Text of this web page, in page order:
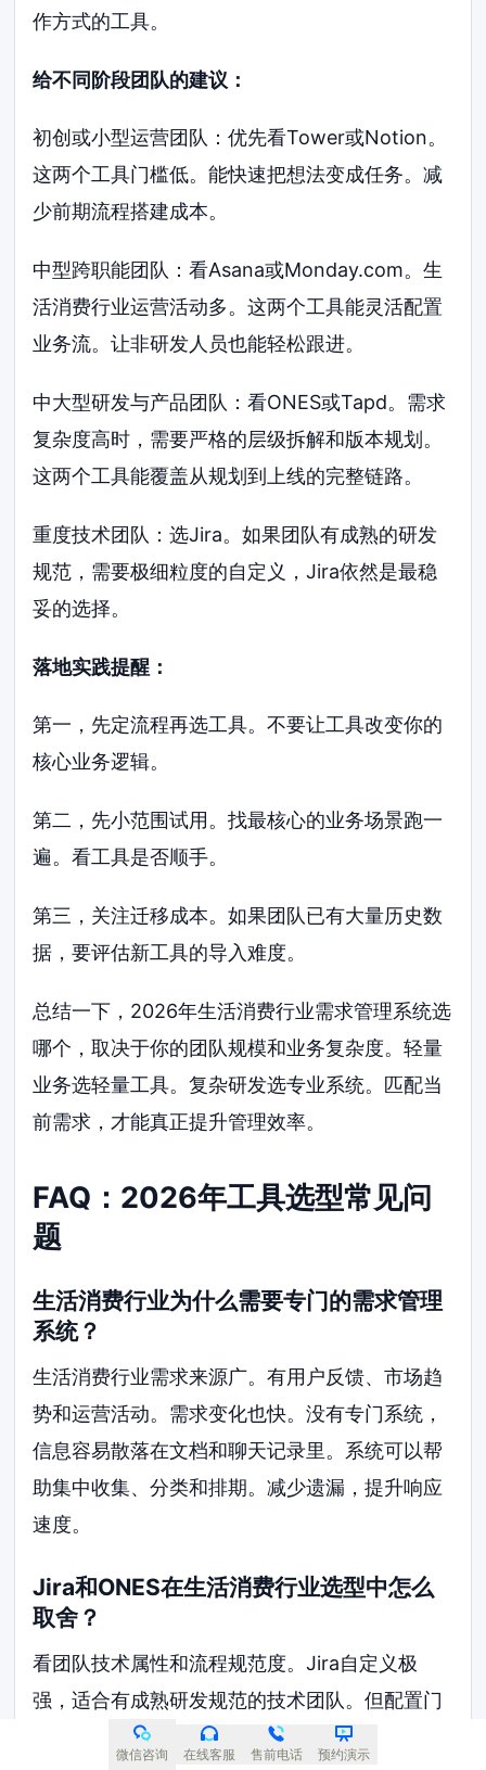
作方式的工具。
给不同阶段团队的建议：
初创或小型运营团队：优先看Tower或Notion。
这两个工具门槛低。能快速把想法变成任务。减
少前期流程搭建成本。
中型跨职能团队：看Asana或Monday.com。生
活消费行业运营活动多。这两个工具能灵活配置
业务流。让非研发人员也能轻松跟进。
中大型研发与产品团队：看ONES或Tapd。需求
复杂度高时，需要严格的层级拆解和版本规划。
这两个工具能覆盖从规划到上线的完整链路。
重度技术团队：选Jira。如果团队有成熟的研发
规范，需要极细粒度的自定义，Jira依然是最稳
妥的选择。
落地实践提醒：
第一，先定流程再选工具。不要让工具改变你的
核心业务逻辑。
第二，先小范围试用。找最核心的业务场景跑一
遍。看工具是否顺手。
第三，关注迁移成本。如果团队已有大量历史数
据，要评估新工具的导入难度。
总结一下，2026年生活消费行业需求管理系统选
哪个，取决于你的团队规模和业务复杂度。轻量
业务选轻量工具。复杂研发选专业系统。匹配当
前需求，才能真正提升管理效率。
FAQ：2026年工具选型常见问
题
生活消费行业为什么需要专门的需求管理
系统？
生活消费行业需求来源广。有用户反馈、市场趋
势和运营活动。需求变化也快。没有专门系统，
信息容易散落在文档和聊天记录里。系统可以帮
助集中收集、分类和排期。减少遗漏，提升响应
速度。
Jira和ONES在生活消费行业选型中怎么
取舍？
看团队技术属性和流程规范度。Jira自定义极
强，适合有成熟研发规范的技术团队。但配置门
槛高，非技术人员用起来吃力。ONES更偏向产
微信咨询 在线客服 售前电话 预约演示